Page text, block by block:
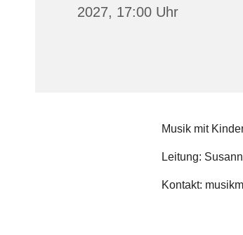
2027, 17:00 Uhr
Musik mit
Leitung:
Kontakt: